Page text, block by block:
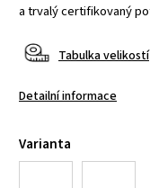
a trvalý certifikovaný
Tabulka velikostí
Detailní informace
Varianta